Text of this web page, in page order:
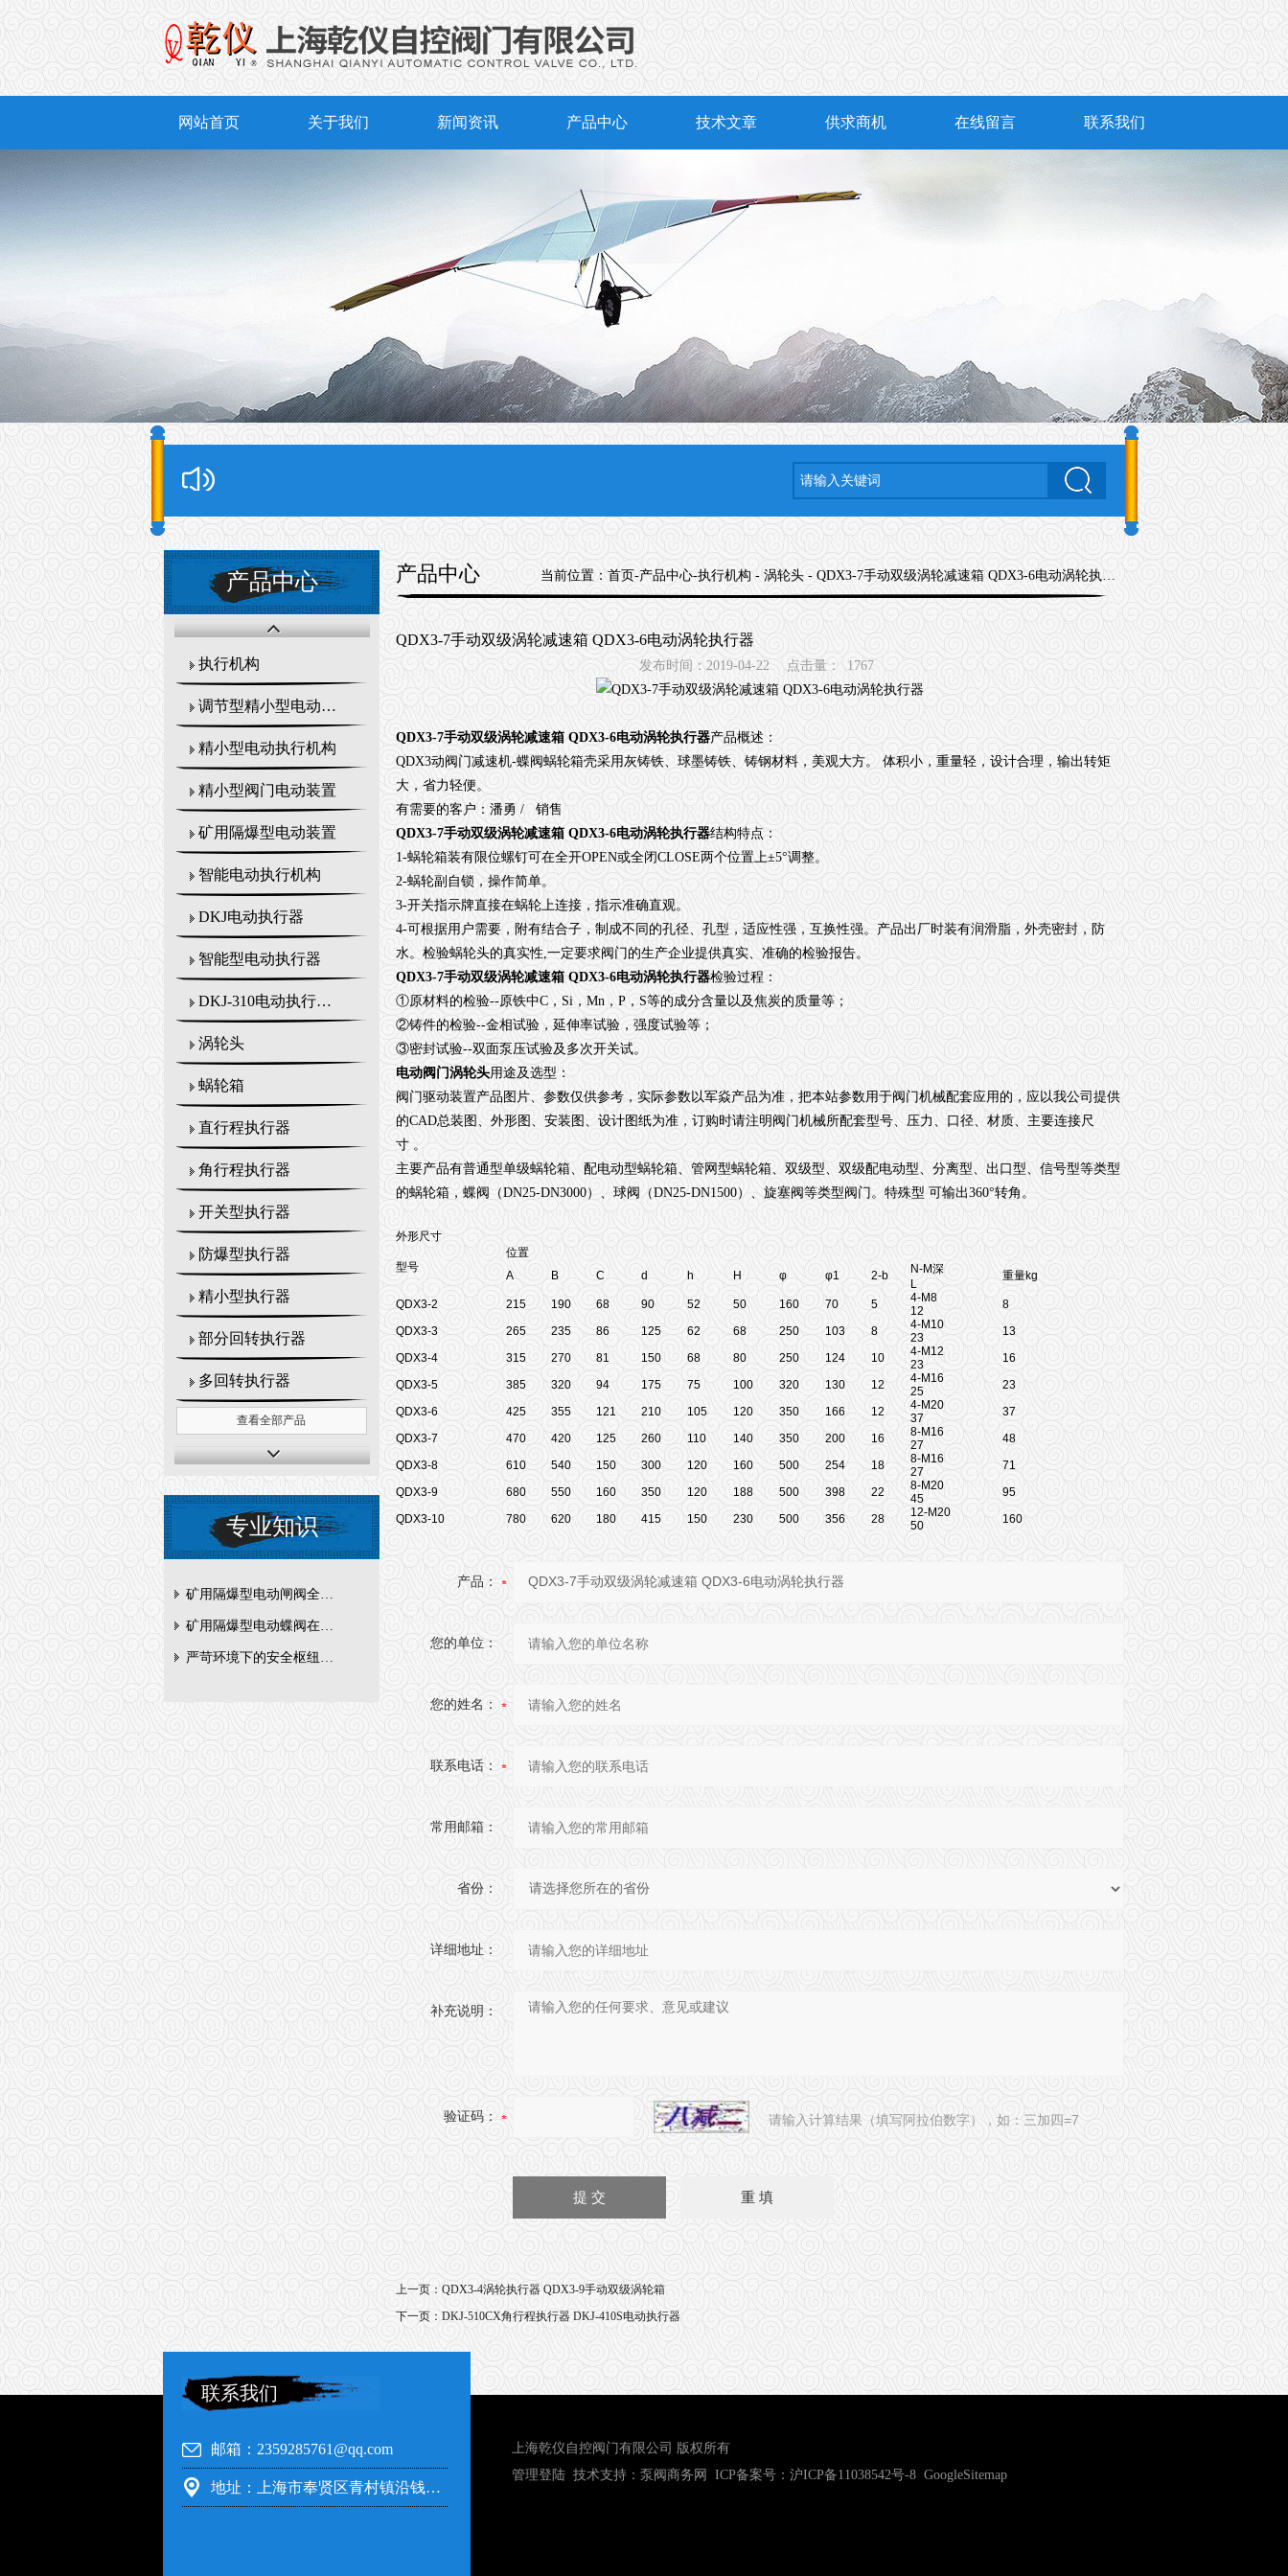
网站首页 关于我们 新闻资讯 产品中心 技术文章 供求商机 在线留言 联系我们
产品中心
执行机构
调节型精小型电动执行器
精小型电动执行机构
精小型阀门电动装置
矿用隔爆型电动装置
智能电动执行机构
DKJ电动执行器
智能型电动执行器
DKJ-310电动执行机构
涡轮头
蜗轮箱
直行程执行器
角行程执行器
开关型执行器
防爆型执行器
精小型执行器
部分回转执行器
多回转执行器
查看全部产品
专业知识
矿用隔爆型电动闸阀全周期维护与故障排查要点
矿用隔爆型电动蝶阀在瓦斯管道控制中的防爆设计与安全标准解析
严苛环境下的安全枢纽：矿用隔爆型电动闸阀的技术剖析
产品中心 当前位置：首页-产品中心-执行机构- 涡轮头 - QDX3-7手动双级涡轮减速箱 QDX3-6电动涡轮执行器
QDX3-7手动双级涡轮减速箱 QDX3-6电动涡轮执行器
发布时间：2019-04-22 点击量： 1767
QDX3-7手动双级涡轮减速箱 QDX3-6电动涡轮执行器产品概述：
QDX3动阀门减速机-蝶阀蜗轮箱壳采用灰铸铁、球墨铸铁、铸钢材料，美观大方。 体积小，重量轻，设计合理，输出转矩
大，省力轻便。
有需要的客户：潘勇 / 销售
QDX3-7手动双级涡轮减速箱 QDX3-6电动涡轮执行器结构特点：
1-蜗轮箱装有限位螺钉可在全开OPEN或全闭CLOSE两个位置上±5°调整。
2-蜗轮副自锁，操作简单。
3-开关指示牌直接在蜗轮上连接，指示准确直观。
4-可根据用户需要，附有结合子，制成不同的孔径、孔型，适应性强，互换性强。产品出厂时装有润滑脂，外壳密封，防
水。检验蜗轮头的真实性,一定要求阀门的生产企业提供真实、准确的检验报告。
QDX3-7手动双级涡轮减速箱 QDX3-6电动涡轮执行器检验过程：
①原材料的检验--原铁中C ， Si ， Mn ， P ， S等的成分含量以及焦炭的质量等；
②铸件的检验--金相试验，延伸率试验，强度试验等；
③密封试验--双面泵压试验及多次开关试。
电动阀门涡轮头用途及选型：
阀门驱动装置产品图片、参数仅供参考，实际参数以军焱产品为准，把本站参数用于阀门机械配套应用的，应以我公司提供
的CAD总装图、外形图、安装图、设计图纸为准，订购时请注明阀门机械所配套型号、压力、口径、材质、主要连接尺
寸 。
主要产品有普通型单级蜗轮箱、配电动型蜗轮箱、管网型蜗轮箱、双级型、双级配电动型、分离型、出口型、信号型等类型
的蜗轮箱，蝶阀（DN25-DN3000）、球阀（DN25-DN1500）、旋塞阀等类型阀门。特殊型 可输出360°转角。
外形尺寸
型号
位置
A
B C d h H φ φ1 2-b
N-M深
L
重量kg
QDX3-2 215 190 68 90 52 50 160 70 5
4-M8
12
8
QDX3-3
265 235 86 125 62 68 250 103 8
4-M10
23
13
QDX3-4
315 270 81 150 68 80 250 124 10
4-M12
23
16
QDX3-5
385 320 94 175 75 100 320 130 12
4-M16
25
23
QDX3-6
425 355 121 210 105 120 350 166 12
4-M20
37
37
QDX3-7
470 420 125 260 110 140 350 200 16
8-M16
27
48
QDX3-8
610 540 150 300 120 160 500 254 18
8-M16
27
71
QDX3-9
680 550 160 350 120 188 500 398 22
8-M20
45
95
QDX3-10
780 620 180 415 150 230 500 356 28
12-M20
50
160
产品：
您的单位：
您的姓名：
联系电话：
常用邮箱：
省份：
详细地址：
补充说明：
验证码： 请输入计算结果（填写阿拉伯数字），如：三加四=7
上一页： QDX3-4涡轮执行器 QDX3-9手动双级涡轮箱
下一页： DKJ-510CX角行程执行器 DKJ-410S电动执行器
联系我们
邮箱：2359285761@qq.com
地址：上海市奉贤区青村镇沿钱公路351号
上海乾仪自控阀门有限公司 版权所有
管理登陆 技术支持： 泵阀商务网 ICP备案号： 沪ICP备11038542号-8 GoogleSitemap